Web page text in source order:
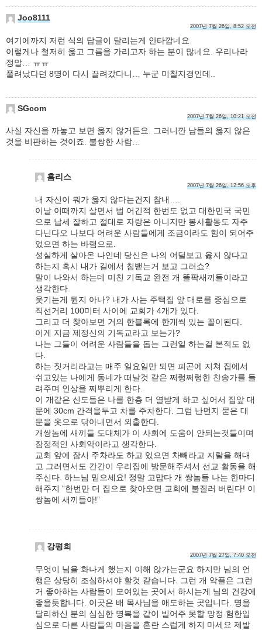
Joo8111
2007년 7월 26일, 8:52 오전
여기에까지 저런 식의 답글이 달리는게 안타깝네요.
이렇게나 철저히 옳고 그름을 가리고자 하는 분이 많네요. 우리나라
정말… ㅠㅠ
풀려났다던 8명이 다시 끌려갔다니… 누군 미칠지경인데..
SGcom
2007년 7월 26일, 10:21 오전
사실 자신을 까놓고 보면 옳지 않거든요. 그러니깐 남들의 옳지 않은
것을 비판하는 것이죠. 불쌍한 사람…
홈리스
2007년 7월 26일, 12:56 오후
내 자신이 뭐가 옳지 않다는건지 참내….
이날 이때까지 살면서 법 어긴적 한번도 없고 대한민국 국민
으로 납세 잘하고 절대로 자랑은 아니지만 봉사활동도 자주
다닌다오 나보다 어려운 사람들에게 조금이라도 힘이 되어주
었으면 하는 바램으로.
성실하게 살아온 나인데 당신은 나의 어딜보고 옳지 않다고
하는지 혹시 내가 길에서 침밷는거 보고 그러쇼?
말이 나와서 하는데 미친 기독교 완전 개 똘팍새끼들이라고
생각한다.
웃기는게 뭔지 아나? 내가 사는 주택집 앞 대로를 중심으로
직선거리 100미터 사이에 교회가 4개가 있다.
그리고 더 찾아보면 거의 한블록에 한개씩 있는 꼴이된다.
이게 지금 제정신의 기독교라고 보는가?
나는 그들이 어려운 사람들을 돕는 그런일 하는걸 본적도 없
다.
하는 짓거리라고는 매주 일요일만 되면 피곤에 지쳐 집에서
쉬고있는 나에게 동네가 떠날것 같은 쩌렁쩌렁한 찬송가를 들
려주며 인상을 찌뿌리게 한다.
이 개같은 신도들은 나를 한층 더 열받게 하고 싶어서 집앞 대
문에 30cm 간격을두고 차를 주차한다. 그럼 난먼지 묻은 대
문을 옷으로 닦아내면서 외출한다.
개쌍놈에 새끼들 도대체가 이 사회에 도움이 안되는것들이며
잠정적인 사회악이라고 생각한다.
교회 앞에 잠시 주차라도 하고 있으면 차빼라고 지랄을 해대
고 그러면서도 간간이 우리집에 방문해주셔서 선교 활동을 해
주신다. 하느님 믿으세요! 정말 고맙다 개 쌍놈들 나는 한마디
해주지 “한번만 더 집으로 찾아오면 교회에 불질러 버린다! 이
쌍놈에 새끼들아!”
강평희
2007년 7월 27일, 7:40 오전
무엇이 님을 화나게 했는지 이해 않가는군요 하지만 님의 언
행은 상당히 조심하셔야 할것 같습니다. 그런 개 악플은 그런
거 좋아하는 사람들이 모여있는 곳에서 하시는게 님의 건강에
좋을듯합니다. 이곳은 배 목사님을 애도하는 곳입니다. 명을
달리하신 분의 심심한 명복을 같이 빌어주 못할 망정 험한입
심으로 다른 사람들의 마음을 혼란 스럽게 하지 마세요 제발